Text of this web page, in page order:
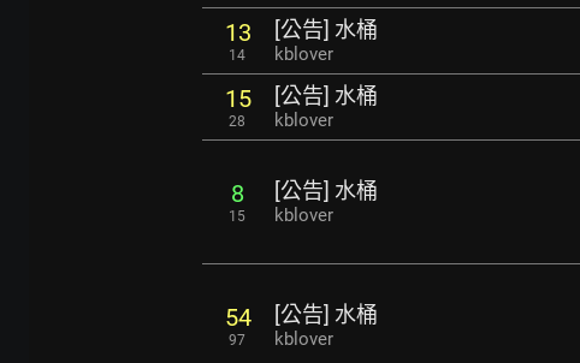
13
14
[公告] 水桶
kblover
15
28
[公告] 水桶
kblover
8
15
[公告] 水桶
kblover
54
97
[公告] 水桶
kblover